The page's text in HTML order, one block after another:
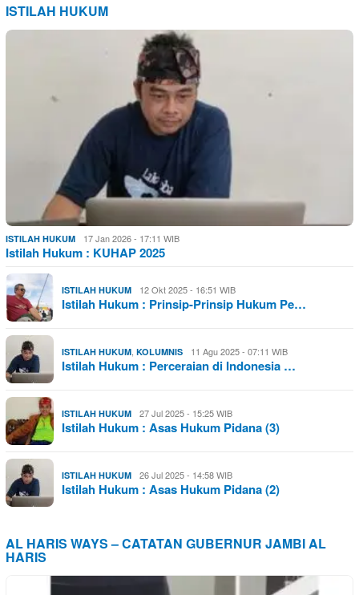
ISTILAH HUKUM
ISTILAH HUKUM 17 Jan 2026 - 17:11 WIB
Istilah Hukum : KUHAP 2025
ISTILAH HUKUM 12 Okt 2025 - 16:51 WIB
Istilah Hukum : Prinsip-Prinsip Hukum Pe…
ISTILAH HUKUM, KOLUMNIS 11 Agu 2025 - 07:11 WIB
Istilah Hukum : Perceraian di Indonesia …
ISTILAH HUKUM 27 Jul 2025 - 15:25 WIB
Istilah Hukum : Asas Hukum Pidana (3)
ISTILAH HUKUM 26 Jul 2025 - 14:58 WIB
Istilah Hukum : Asas Hukum Pidana (2)
AL HARIS WAYS – CATATAN GUBERNUR JAMBI AL
HARIS